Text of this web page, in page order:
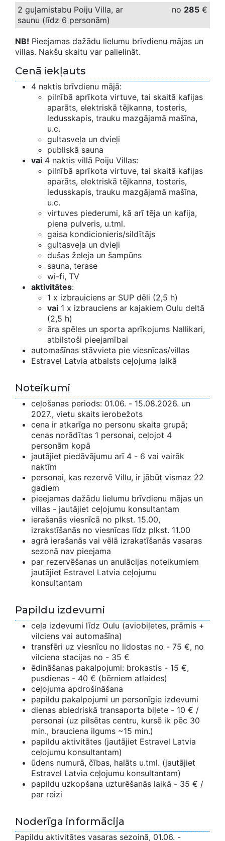
2 guļamistabu Poiju Villa, ar
saunu (līdz 6 personām)
no 285 €
NB! Pieejamas dažādu lielumu brīvdienu mājas un
villas. Nakšu skaitu var palielināt.
Cenā iekļauts
4 naktis brīvdienu mājā:
pilnībā aprīkota virtuve, tai skaitā kafijas
aparāts, elektriskā tējkanna, tosteris,
ledusskapis, trauku mazgājamā mašīna,
u.c.
gultasveļa un dvieļi
publiskā sauna
vai 4 naktis villā Poiju Villas:
pilnībā aprīkota virtuve, tai skaitā kafijas
aparāts, elektriskā tējkanna, tosteris,
ledusskapis, trauku mazgājamā mašīna,
u.c.
virtuves piederumi, kā arī tēja un kafija,
piena pulveris, u.tml.
gaisa kondicionieris/sildītājs
gultasveļa un dvieļi
dušas želeja un šampūns
sauna, terase
wi-fi, TV
aktivitātes:
1 x izbrauiciens ar SUP dēli (2,5 h)
vai 1 x izbrauciens ar kajakiem Oulu deltā
(2,5 h)
āra spēles un sporta aprīkojums Nallikari,
atbilstoši pieejamībai
automašīnas stāvvieta pie viesnīcas/villas
Estravel Latvia atbalsts ceļojuma laikā
Noteikumi
ceļošanas periods: 01.06. - 15.08.2026. un
2027., vietu skaits ierobežots
cena ir atkarīga no personu skaita grupā;
cenas norādītas 1 personai, ceļojot 4
personām kopā
jautājiet piedāvājumu arī 4 - 6 vai vairāk
naktīm
personai, kas rezervē Villu, ir jābūt vismaz 22
gadiem
pieejamas dažādu lielumu brīvdienu mājas un
villas - jautājiet ceļojumu konsultantam
ierašanās viesnīcā no plkst. 15.00,
izrakstīšanās no viesnīcas līdz plkst. 11.00
agrā ierašanās vai vēlā izrakatīšanās vasaras
sezonā nav pieejama
par rezervēšanas un anulācijas noteikumiem
jautājiet Estravel Latvia ceļojumu
konsultantam
Papildu izdevumi
ceļa izdevumi līdz Oulu (aviobiļetes, prāmis +
vilciens vai automašīna)
transfēri uz viesnīcu no lidostas no - 75 €, no
vilciena stacijas no - 35 €
ēdināšanas pakalpojumi: brokastis - 15 €,
pusdienas - 40 € (bērniem atlaides)
ceļojuma apdrošināšana
papildu pakalpojumi un personīgie izdevumi
dienas abiedriskā transaporta biļete - 10 € /
personai (uz pilsētas centru, kursē ik pēc 30
min., brauciena ilgums ~15 min.)
papildu aktivitātes (jautājiet Estravel Latvia
ceļojumu konsultantam)
ūdens numurā, čības, halāts u.tml. (jautājiet
Estravel Latvia ceļojumu konsultantam)
papildu uzkopšana uzturēšanās laikā - 35 € /
par reizi
Noderīga informācija
Papildu aktivitātes vasaras sezoinā, 01.06. -